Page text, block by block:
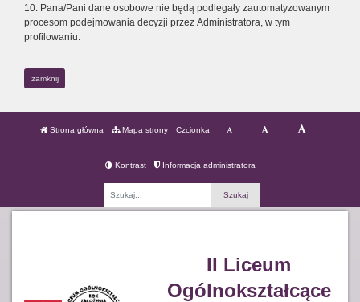
10. Pana/Pani dane osobowe nie będą podlegały zautomatyzowanym
procesom podejmowania decyzji przez Administratora, w tym
profilowaniu.
zamknij
Strona główna Mapa strony Czcionka
Kontrast Informacja administratora
II Liceum
Ogólnokształcące